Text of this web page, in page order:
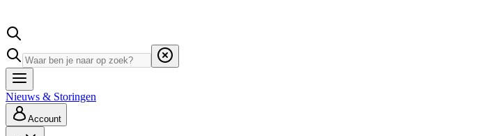
Nieuws & Storingen
Account